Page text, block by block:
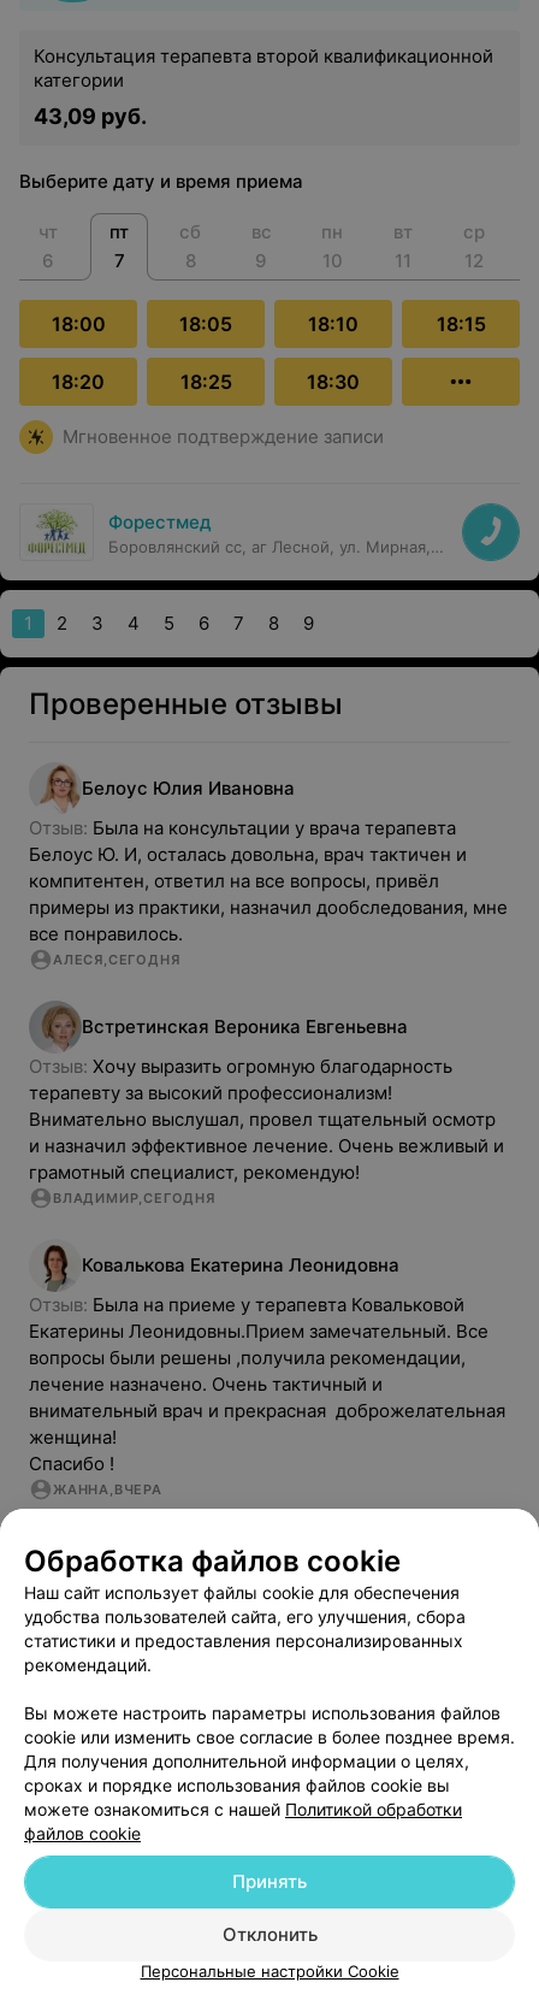
Консультация терапевта второй квалификационной
категории
43,09 руб.
Выберите дату и время приема
чт
6
пт
7
сб
8
вс
9
пн
10
вт
11
ср
12
18:00 18:05 18:10 18:15
18:20 18:25 18:30
Мгновенное подтверждение записи
Форестмед
Боровлянский сс, аг Лесной, ул. Мирная,
1 2 3 4 5 6 7 8 9
Проверенные отзывы
Белоус Юлия Ивановна
Отзыв: Была на консультации у врача терапевта
Белоус Ю. И, осталась довольна, врач тактичен и
компитентен, ответил на все вопросы, привёл
примеры из практики, назначил дообследования, мне
все понравилось.
АЛЕСЯ, СЕГОДНЯ
Встретинская Вероника Евгеньевна
Отзыв: Хочу выразить огромную благодарность
терапевту за высокий профессионализм!
Внимательно выслушал, провел тщательный осмотр
и назначил эффективное лечение. Очень вежливый и
грамотный специалист, рекомендую!
ВЛАДИМИР, СЕГОДНЯ
Ковалькова Екатерина Леонидовна
Отзыв: Была на приеме у терапевта Ковальковой
Екатерины Леонидовны.Прием замечательный. Все
вопросы были решены ,получила рекомендации,
лечение назначено. Очень тактичный и
внимательный врач и прекрасная  доброжелательная
женщина!
Спасибо !
ЖАННА, ВЧЕРА
Епифанова Наталья Владимировна
Отзыв: Очень корректный и внимательный врач.
Ответила на все вопросы.
НАТАЛЬЯ ,ВЧЕРА
Показать еще
Добавить компанию
Добавить специалиста
Обработка файлов cookie
Наш сайт использует файлы cookie для обеспечения
удобства пользователей сайта, его улучшения, сбора
статистики и предоставления персонализированных
рекомендаций.
Вы можете настроить параметры использования файлов
cookie или изменить свое согласие в более позднее время.
Для получения дополнительной информации о целях,
сроках и порядке использования файлов cookie вы
можете ознакомиться с нашей Политикой обработки
файлов cookie
Отклонить
Принять
Персональные настройки Cookie